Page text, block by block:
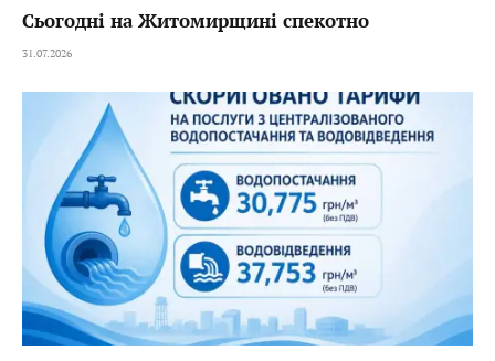
Сьогодні на Житомирщині спекотно
31.07.2026